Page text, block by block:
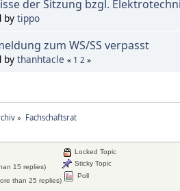
der Sitzung bzgl.
by tippo
zum WS/SS verpasst
by thanhtacle « 1 2 »
» Fachschaftsrat
15 replies)
than 25 replies)
Locked Topic
Sticky Topic
Poll